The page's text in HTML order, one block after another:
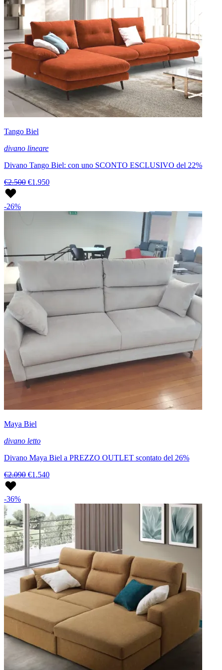
Tango Biel
divano lineare
Divano Tango Biel: con uno SCONTO ESCLUSIVO del 22%
€2.500 €1.950
-26%
Maya Biel
divano letto
Divano Maya Biel a PREZZO OUTLET scontato del 26%
€2.090 €1.540
-36%